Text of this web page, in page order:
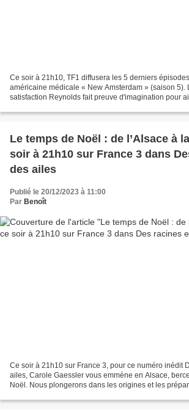
Ce soir à 21h10, TF1 diffusera les 5 derniers
américaine médicale « New Amsterdam » (saison 5).
satisfaction Reynolds fait preuve d'imagination pour
Le temps de Noël : de l’Alsace à
soir à 21h10 sur France 3 dans
des ailes
Publié le 20/12/2023 à 11:00
Par Benoît
Ce soir à 21h10 sur France 3, pour ce numéro inédit
ailes, Carole Gaessler vous emmène en Alsace,
Noël. Nous plongerons dans les origines et les